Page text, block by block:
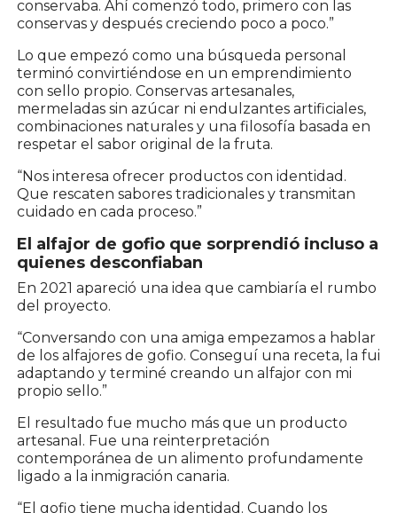
conservaba. Ahí comenzó todo, primero con las
conservas y después creciendo poco a poco.”
Lo que empezó como una búsqueda personal
terminó convirtiéndose en un emprendimiento
con sello propio. Conservas artesanales,
mermeladas sin azúcar ni endulzantes artificiales,
combinaciones naturales y una filosofía basada en
respetar el sabor original de la fruta.
“Nos interesa ofrecer productos con identidad.
Que rescaten sabores tradicionales y transmitan
cuidado en cada proceso.”
El alfajor de gofio que sorprendió incluso a
quienes desconfiaban
En 2021 apareció una idea que cambiaría el rumbo
del proyecto.
“Conversando con una amiga empezamos a hablar
de los alfajores de gofio. Conseguí una receta, la fui
adaptando y terminé creando un alfajor con mi
propio sello.”
El resultado fue mucho más que un producto
artesanal. Fue una reinterpretación
contemporánea de un alimento profundamente
ligado a la inmigración canaria.
“El gofio tiene mucha identidad. Cuando los